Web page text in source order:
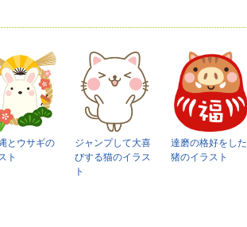
とウサギの
ト
ジャンプして大喜
びする猫のイラス
ト
達磨の格好をした
猪のイラスト